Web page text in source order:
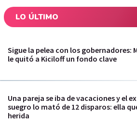
LO ÚLTIMO
Sigue la pelea con los gobernadores:
le quitó a Kiciloff un fondo clave
Una pareja se iba de vacaciones y el ex
suegro lo mató de 12 disparos: ella
herida